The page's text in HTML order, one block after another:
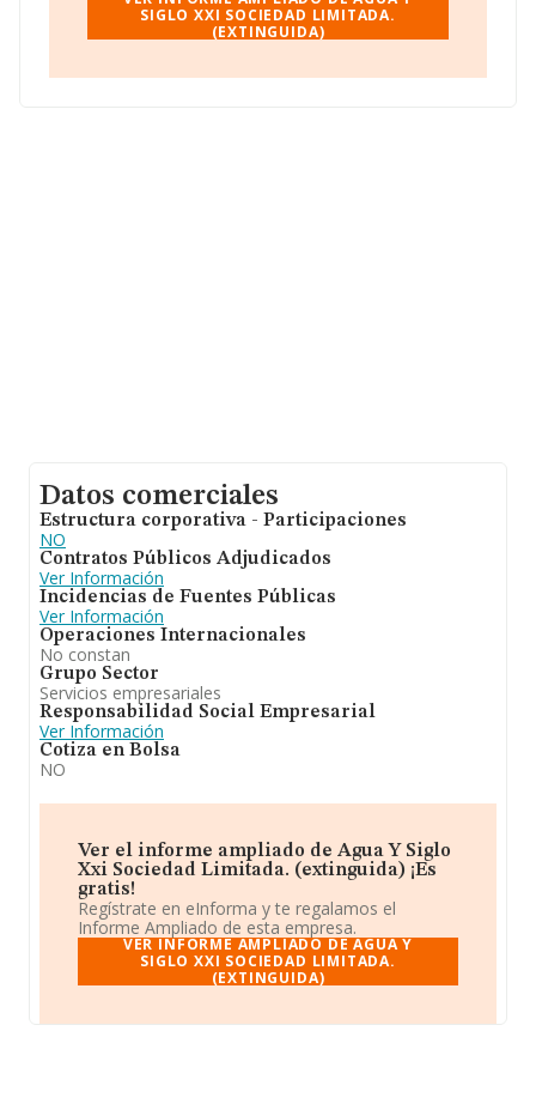
facturación alcanza la cifra de 2.818 millones de euros y
se estima que el promedio de la facturación entre todas
información de la provincia (hablamos de Granada), en
SIGLO XXI SOCIEDAD LIMITADA.
(EXTINGUIDA)
Datos comerciales
Estructura corporativa - Participaciones
NO
Contratos Públicos Adjudicados
Ver Información
Incidencias de Fuentes Públicas
Ver Información
Operaciones Internacionales
No constan
Grupo Sector
Servicios empresariales
Responsabilidad Social Empresarial
Ver Información
Cotiza en Bolsa
NO
Ver el informe ampliado de Agua Y Siglo
Xxi Sociedad Limitada. (extinguida) ¡Es
gratis!
Regístrate en eInforma y te regalamos el
Informe Ampliado de esta empresa.
VER INFORME AMPLIADO DE AGUA Y
SIGLO XXI SOCIEDAD LIMITADA.
(EXTINGUIDA)